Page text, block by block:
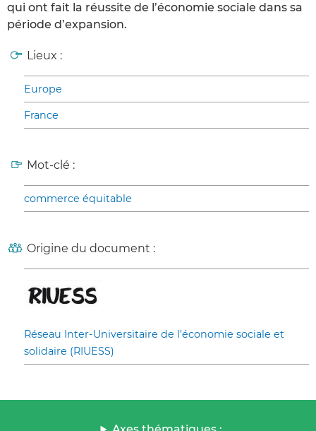
qui ont fait la réussite de l’économie sociale dans sa
période d’expansion.
Lieux :
Europe
France
Mot-clé :
commerce équitable
Origine du document :
Réseau Inter-Universitaire de l’économie sociale et
solidaire (RIUESS)